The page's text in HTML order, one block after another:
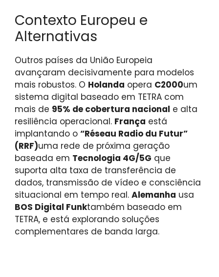
Contexto Europeu e
Alternativas
Outros países da União Europeia
avançaram decisivamente para modelos
mais robustos. O Holanda opera C2000um
sistema digital baseado em TETRA com
mais de 95% de cobertura nacional e alta
resiliência operacional. França está
implantando o “Réseau Radio du Futur”
(RRF)uma rede de próxima geração
baseada em Tecnologia 4G/5G que
suporta alta taxa de transferência de
dados, transmissão de vídeo e consciência
situacional em tempo real. Alemanha usa
BOS Digital Funktambém baseado em
TETRA, e está explorando soluções
complementares de banda larga.